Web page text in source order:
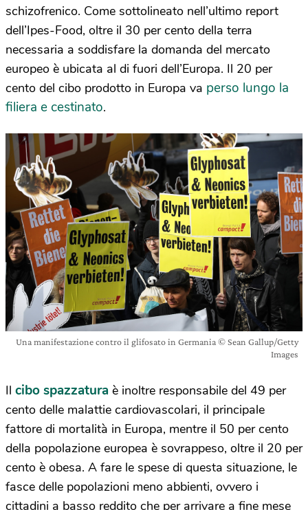
schizofrenico. Come sottolineato nell’ultimo report
dell’Ipes-Food, oltre il 30 per cento della terra
necessaria a soddisfare la domanda del mercato
europeo è ubicata al di fuori dell’Europa. Il 20 per
cento del cibo prodotto in Europa va perso lungo la
filiera e cestinato.
Una manifestazione contro il glifosato in Germania © Sean Gallup/Getty
Images
Il cibo spazzatura è inoltre responsabile del 49 per
cento delle malattie cardiovascolari, il principale
fattore di mortalità in Europa, mentre il 50 per cento
della popolazione europea è sovrappeso, oltre il 20 per
cento è obesa. A fare le spese di questa situazione, le
fasce delle popolazioni meno abbienti, ovvero i
cittadini a basso reddito che per arrivare a fine mese